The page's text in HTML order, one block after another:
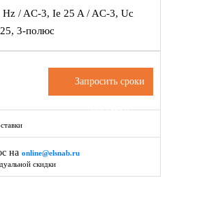
/ AC-3, Ie 25 A / AC-3, Uc
3-полюс
Запросить сроки
поставки
на online@elsnab.ru
скидки